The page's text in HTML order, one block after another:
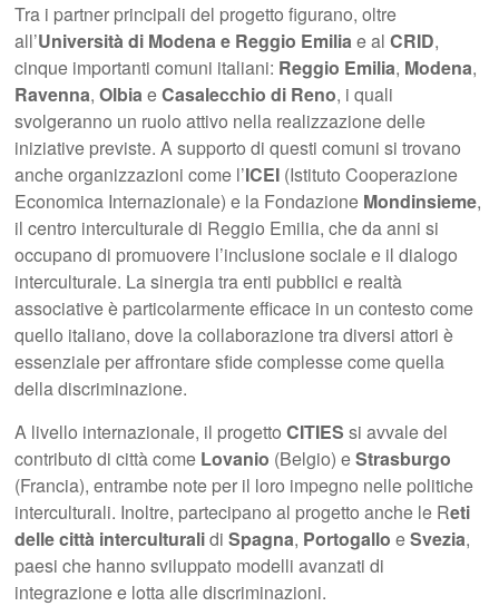
Tra i partner principali del progetto figurano, oltre
all’Università di Modena e Reggio Emiliae alCRID,
cinque importanti comuni italiani: Reggio Emilia, Modena,
Ravenna,OlbiaeCasalecchio di Reno, i quali
svolgeranno un ruolo attivo nella realizzazione delle
iniziative previste. A supporto di questi comuni si trovano
anche organizzazioni come l’ICEI (Istituto Cooperazione
Economica Internazionale) e la Fondazione Mondinsieme,
il centro interculturale di Reggio Emilia, che da anni si
occupano di promuovere l’inclusione sociale e il dialogo
interculturale. La sinergia tra enti pubblici e realtà
associative è particolarmente efficace in un contesto come
quello italiano, dove la collaborazione tra diversi attori è
essenziale per affrontare sfide complesse come quella
della discriminazione.
A livello internazionale, il progettoCITIES si avvale del
contributo di città come Lovanio (Belgio) eStrasburgo
(Francia), entrambe note per il loro impegno nelle politiche
interculturali. Inoltre, partecipano al progetto anche le Reti
delle città interculturalidiSpagna, Portogallo eSvezia,
paesi che hanno sviluppato modelli avanzati di
integrazione e lotta alle discriminazioni.